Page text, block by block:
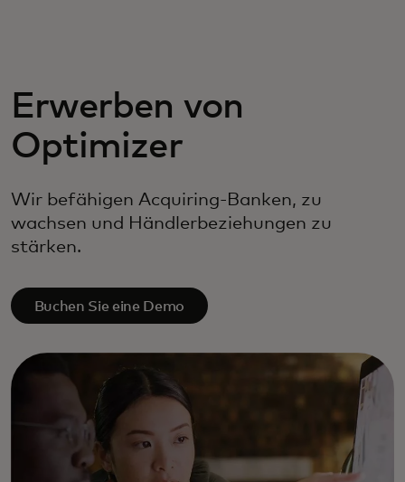
Für Unternehmen
Für die Welt
Für Innovatoren
Erwerben von
Optimizer
Wir befähigen Acquiring-Banken, zu
wachsen und Händlerbeziehungen zu
stärken.
Buchen Sie eine Demo